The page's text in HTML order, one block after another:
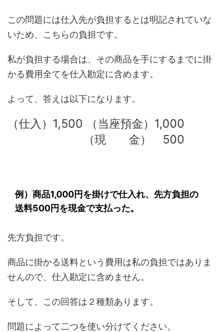
この問題には仕入先が負担するとは明記されていな
いため、こちらの負担です。
私が負担する場合は、その商品を手にするまでに掛
かる費用全てを仕入勘定に含めます。
よって、答えは以下になります。
（仕入）1,500 （当座預金）1,000
（現 金） 500
例）商品1,000円を掛けで仕入れ、先方負担の
送料500円を現金で支払った。
先方負担です。
商品に掛かる送料という費用は私の負担ではありま
せんので、仕入勘定に含めません。
そして、この回答は２種類あります。
問題によって二つを使い分けてください。